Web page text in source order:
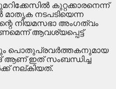
കുറ്റക്കാരനെന്ന്
മാതൃക നടപടിയെന്ന
നിയമസഭാ അംഗത്വം
ആവശ്യപ്പെട്ട്
പൊതുപ്രവർത്തകനുമായ
ഇത് സംബന്ധിച്ച
നല്കിയത്.